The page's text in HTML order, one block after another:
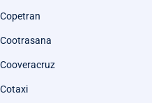
Copetran
Cootrasana
Cooveracruz
Cotaxi